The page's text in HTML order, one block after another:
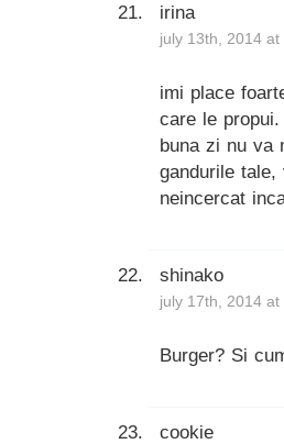
irina
july 13th, 2014
imi place
care le
buna zi nu va
gandurile
neincercat
shinako
july 17th, 2014
Burger? Si
cookie